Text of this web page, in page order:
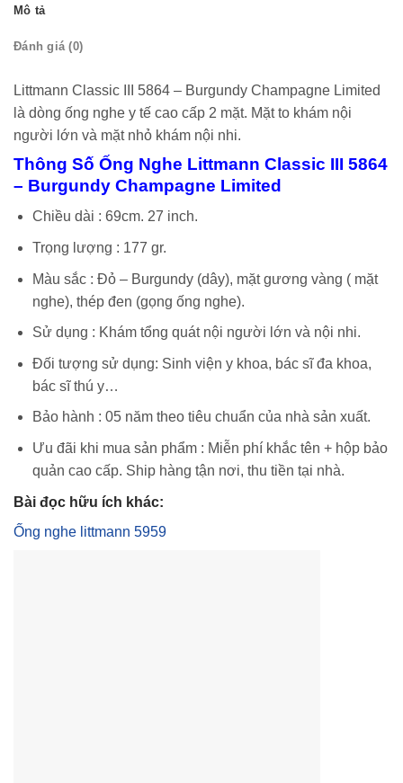
Mô tả
Đánh giá (0)
Littmann Classic III 5864 – Burgundy Champagne Limited
là dòng ống nghe y tế cao cấp 2 mặt. Mặt to khám nội
người lớn và mặt nhỏ khám nội nhi.
Thông Số Ống Nghe Littmann Classic III 5864
– Burgundy Champagne Limited
Chiều dài : 69cm. 27 inch.
Trọng lượng : 177 gr.
Màu sắc : Đỏ – Burgundy (dây), mặt gương vàng ( mặt
nghe), thép đen (gọng ống nghe).
Sử dụng : Khám tổng quát nội người lớn và nội nhi.
Đối tượng sử dụng: Sinh viện y khoa, bác sĩ đa khoa,
bác sĩ thú y…
Bảo hành : 05 năm theo tiêu chuẩn của nhà sản xuất.
Ưu đãi khi mua sản phẩm : Miễn phí khắc tên + hộp bảo
quản cao cấp. Ship hàng tận nơi, thu tiền tại nhà.
Bài đọc hữu ích khác:
Ống nghe littmann 5959